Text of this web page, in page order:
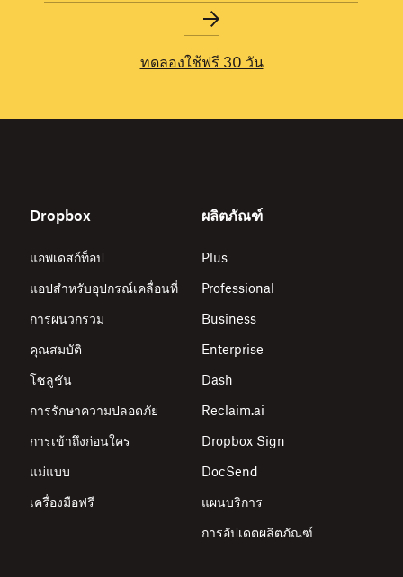
ทดลองใช้ฟรี 30 วัน
Dropbox
แอพเดสก์ท็อป
แอปสำหรับอุปกรณ์เคลื่อนที่
การผนวกรวม
คุณสมบัติ
โซลูชัน
การรักษาความปลอดภัย
การเข้าถึงก่อนใคร
แม่แบบ
เครื่องมือฟรี
ผลิตภัณฑ์
Plus
Professional
Business
Enterprise
Dash
Reclaim.ai
Dropbox Sign
DocSend
แผนบริการ
การอัปเดตผลิตภัณฑ์